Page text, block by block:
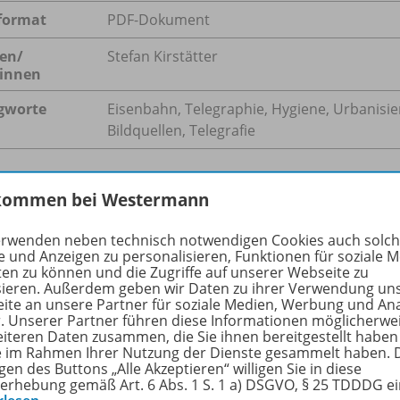
PDF-Dokument
Stefan Kirstätter
Eisenbahn, Telegraphie, Hygiene,
Bildquellen, Telegrafie
der Agrargesellschaft und Arbeitswelt durch die
des Raumes. Etablierte Städte wuchsen; in
sich neue Zentren. Telegrafie und Eisenbahn
und Wissen. Die Lernenden (Klasse 8)
mehr Menschen erfahrbar wurde.
bei Westermann
neben technisch notwendigen Cookies auch
und Anzeigen zu personalisieren, Funktionen für soziale
zu können und die Zugriffe auf unserer Webseite zu
Außerdem geben wir Daten zu ihrer Verwendung
an unsere Partner für soziale Medien, Werbung und
Unserer Partner führen diese Informationen
Daten zusammen, die Sie ihnen bereitgestellt
im Rahmen Ihrer Nutzung der Dienste gesammelt haben.
des Buttons „Alle Akzeptieren“ willigen Sie in diese
gemäß Art. 6 Abs. 1 S. 1 a) DSGVO, § 25 TDDDG